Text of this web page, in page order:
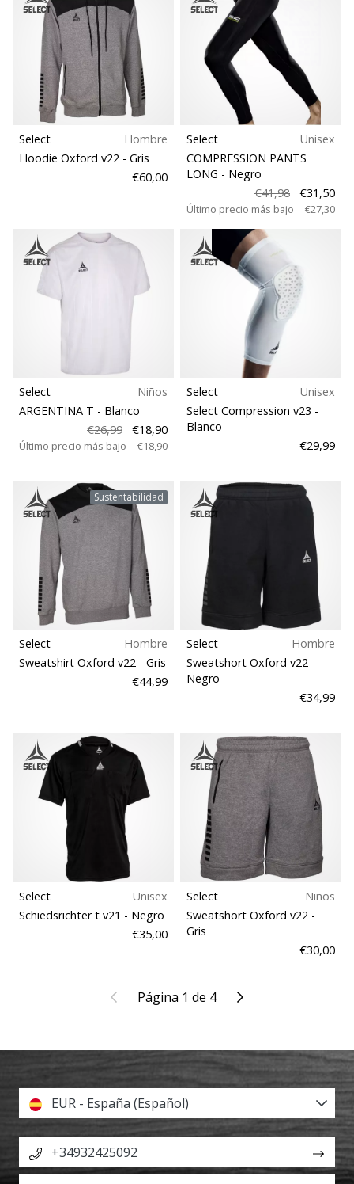
Select
Hombre
Hoodie Oxford v22 - Gris
€60,00
Select
Unisex
COMPRESSION PANTS
LONG - Negro
€41,98
€31,50
Último precio más bajo €27,30
Select
Niños
ARGENTINA T - Blanco
€26,99
€18,90
Último precio más bajo €18,90
Select
Unisex
Select Compression v23 -
Blanco
€29,99
Sustentabilidad
Select
Hombre
Sweatshirt Oxford v22 - Gris
€44,99
Select
Hombre
Sweatshort Oxford v22 -
Negro
€34,99
Select
Unisex
Schiedsrichter t v21 - Negro
€35,00
Select
Niños
Sweatshort Oxford v22 -
Gris
€30,00
AnteriorPágina 1 de 4 Siguiente
EUR - España (Español)
+34932425092